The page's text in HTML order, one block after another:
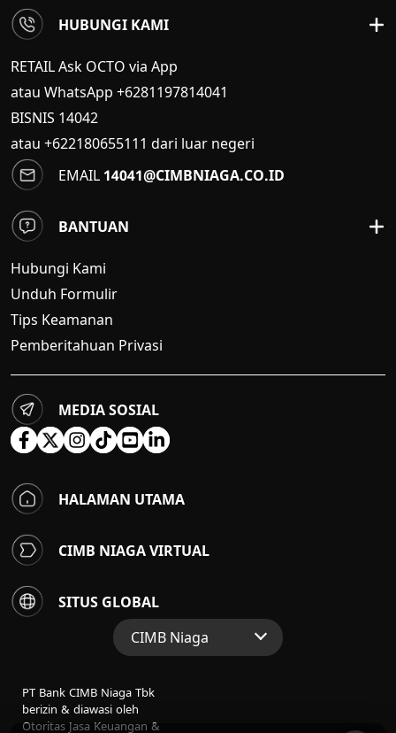
HUBUNGI KAMI
RETAIL Ask OCTO via App
atau WhatsApp +6281197814041
BISNIS 14042
atau +622180655111 dari luar negeri
EMAIL 14041@CIMBNIAGA.CO.ID
BANTUAN
Hubungi Kami
Unduh Formulir
Tips Keamanan
Pemberitahuan Privasi
MEDIA SOSIAL
HALAMAN UTAMA
CIMB NIAGA VIRTUAL
SITUS GLOBAL
CIMB Niaga
Perbankan Konsumen
Perbankan Syariah
PT Bank CIMB Niaga Tbk
berizin & diawasi oleh
Otoritas Jasa Keuangan &